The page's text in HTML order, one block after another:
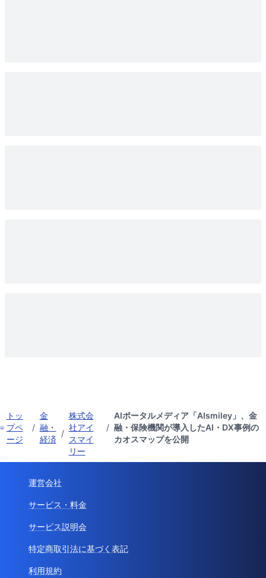
トッ
プペ
ージ
/
金
融・
経済
/
株式会
社アイ
スマイ
リー
/
AIポータルメディア「AIsmiley」、金
融・保険機関が導入したAI・DX事例の
カオスマップを公開
運営会社
サービス・料金
サービス説明会
特定商取引法に基づく表記
利用規約